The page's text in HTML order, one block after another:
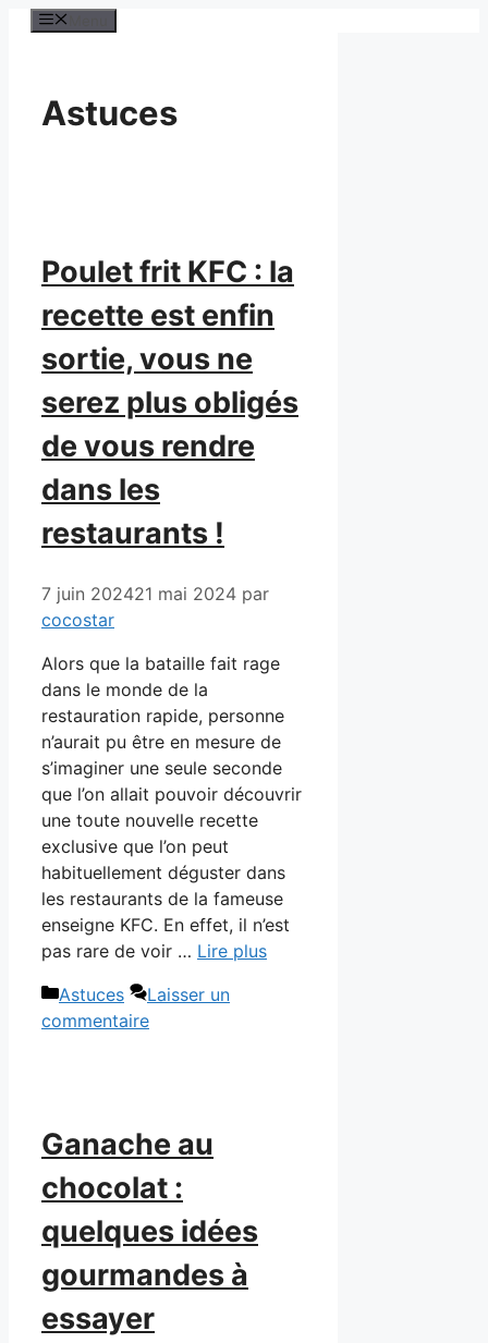
Aller
Astuces
Poulet frit KFC : la
recette est enfin
sortie, vous ne
serez plus obligés
de vous rendre
dans les
restaurants !
7 juin 202421 mai 2024 par
cocostar
Alors que la bataille fait rage
dans le monde de la
restauration rapide, personne
n’aurait pu être en mesure de
s’imaginer une seule seconde
que l’on allait pouvoir découvrir
une toute nouvelle recette
exclusive que l’on peut
habituellement déguster dans
les restaurants de la fameuse
enseigne KFC. En effet, il n’est
pas rare de voir … Lire plus
Catégories
Astuces
Laisser un
commentaire
Ganache au
chocolat :
quelques idées
gourmandes à
essayer